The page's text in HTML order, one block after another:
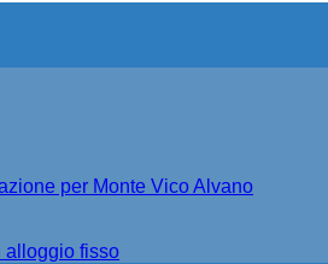
per Monte Vico Alvano
alloggio fisso